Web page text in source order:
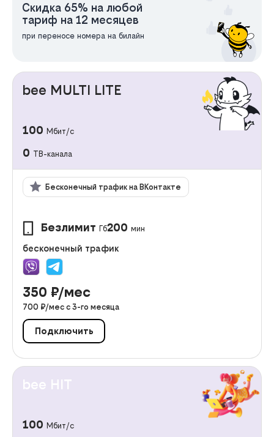
Скидка 65% на любой
тариф на 12 месяцев
при переносе номера на билайн
bee MULTI LITE
100 Мбит/с
0 ТВ-канала
Бесконечный трафик на ВКонтакте
Безлимит Гб200 мин
бесконечный трафик
350 ₽/мес
700 ₽/мес с 3-го месяца
Подключить
bee HIT
100 Мбит/с